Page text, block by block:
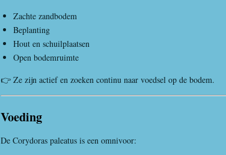
Zachte zandbodem
Beplanting
Hout en schuilplaatsen
Open bodemruimte
👉 Ze zijn actief en zoeken continu naar voedsel op de bodem.
Voeding
De Corydoras paleatus is een omnivoor: